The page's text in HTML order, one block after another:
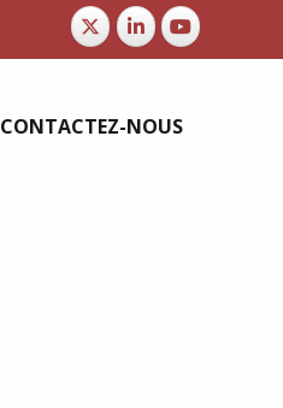
CONTACTEZ-NOUS